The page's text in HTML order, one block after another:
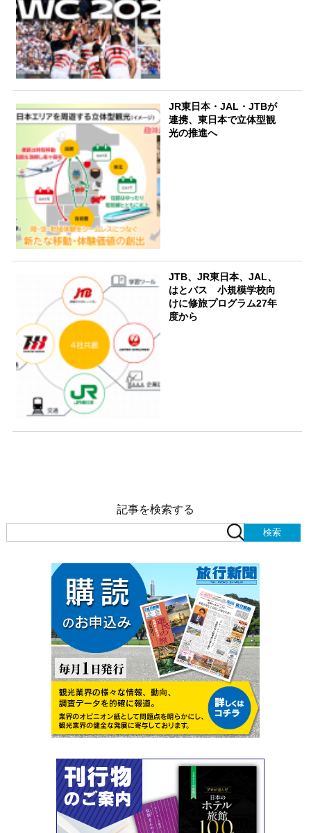
JR東日本・JAL・JTBが
連携、東日本で立体型観
光の推進へ
JTB、JR東日本、JAL、
はとバス 小規模学校向
けに修旅プログラム27年
度から
記事を検索する